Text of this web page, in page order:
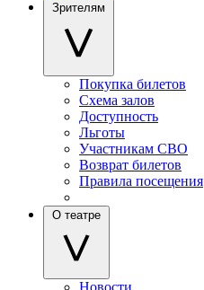
Зрителям
Покупка билетов
Схема залов
Доступность
Льготы
Участникам СВО
Возврат билетов
Правила посещения
О театре